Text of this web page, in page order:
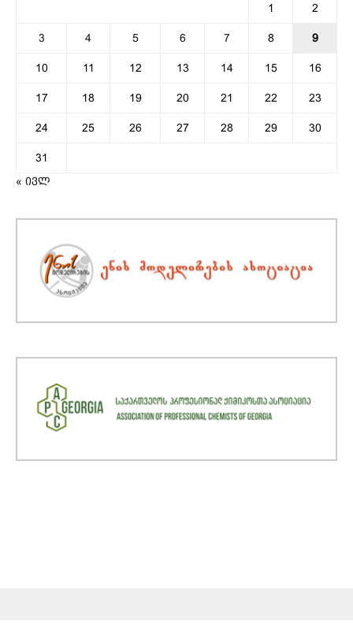
1 2
3 4 5 6 7 8 9
10 11 12 13 14 15 16
17 18 19 20 21 22 23
24 25 26 27 28 29 30
31
« ივლ